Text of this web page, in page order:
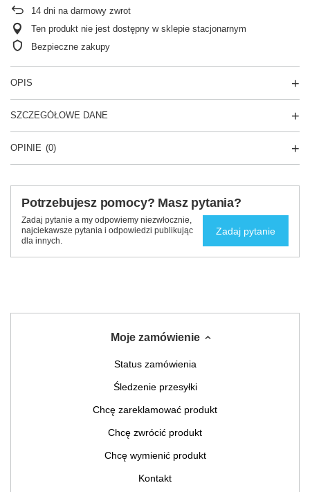
14 dni na darmowy zwrot
Ten produkt nie jest dostępny w sklepie stacjonarnym
Bezpieczne zakupy
OPIS
SZCZEGÓŁOWE DANE
OPINIE (0)
Potrzebujesz pomocy? Masz pytania?
Zadaj pytanie a my odpowiemy niezwłocznie,
najciekawsze pytania i odpowiedzi publikując
dla innych.
Zadaj pytanie
Moje zamówienie
Status zamówienia
Śledzenie przesyłki
Chcę zareklamować produkt
Chcę zwrócić produkt
Chcę wymienić produkt
Kontakt